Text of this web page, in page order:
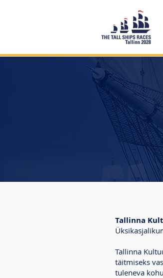
Tallinna
Tallinna
täitmiseks
tuleneva